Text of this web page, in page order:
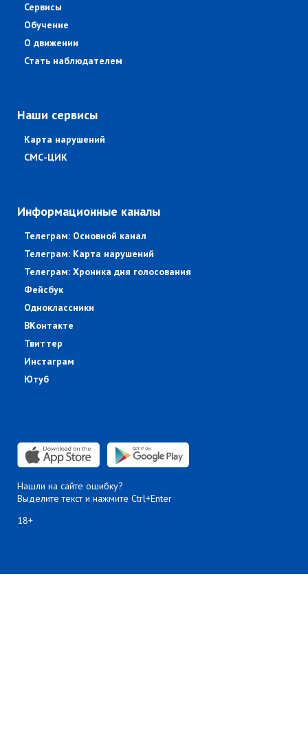
Сервисы
Обучение
О движении
Стать наблюдателем
Наши сервисы
Карта нарушений
СМС-ЦИК
Информационные каналы
Телеграм: Основной канал
Телеграм: Карта нарушений
Телеграм: Хроника дня голосования
Фейсбук
Одноклассники
ВКонтакте
Твиттер
Инстаграм
Ютуб
Нашли на сайте ошибку?
Выделите текст и нажмите Ctrl+Enter
18+